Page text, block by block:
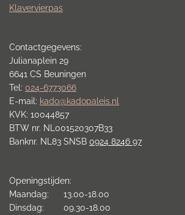
Klavervierpas
Contactgegevens:
Julianaplein 29
6641 CS Beuningen
Tel: 024-6773066
E-mail: kado@kadopaleis.nl
KVK: 10044857
BTW nr. NL001520307B33
Banknr. NL83 SNSB 0924 8246 97
Openingstijden:
Maandag: 13.00-18.00
Dinsdag: 09.30-18.00